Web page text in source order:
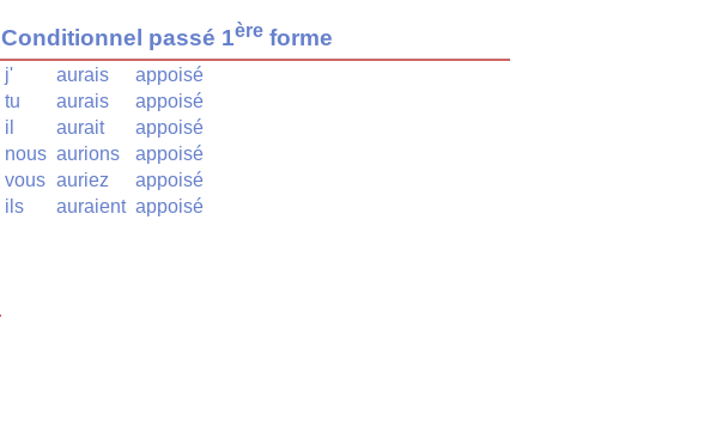
Conditionnel passé 1ère forme
j' aurais
appoisé
tu
aurais
appoisé
il
aurait
appoisé
nous aurions
appoisé
vous auriez
appoisé
ils
auraient appoisé